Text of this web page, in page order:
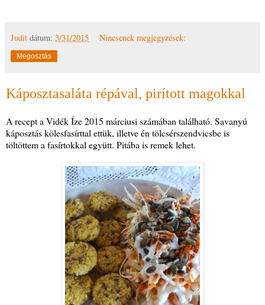
Judit dátum: 3/31/2015 Nincsenek megjegyzések:
Megosztás
Káposztasaláta répával, pirított magokkal
A recept a Vidék Íze 2015 márciusi számában található. Savanyú
káposztás kölesfasírttal ettük, illetve én tölcsérszendvicsbe is
töltöttem a fasírtokkal együtt. Pitába is remek lehet.